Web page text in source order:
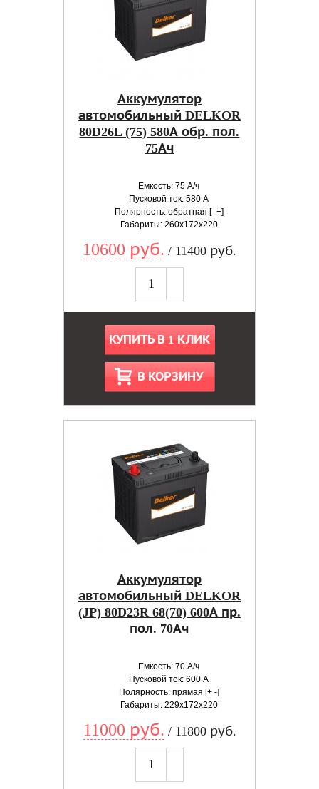
Аккумулятор
автомобильный DELKOR
80D26L (75) 580А обр. пол.
75Ач
Емкость: 75 А/ч
Пусковой ток: 580 А
Полярность: обратная [- +]
Габариты: 260x172x220
10600 руб. / 11400 руб.
КУПИТЬ В 1 КЛИК
В КОРЗИНУ
Аккумулятор
автомобильный DELKOR
(JP) 80D23R 68(70) 600А пр.
пол. 70Ач
Емкость: 70 А/ч
Пусковой ток: 600 А
Полярность: прямая [+ -]
Габариты: 229x172x220
11000 руб. / 11800 руб.